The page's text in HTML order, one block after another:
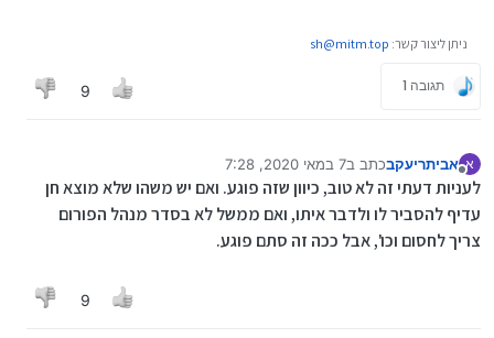
ניתן ליצור קשר: sh@mitm.top
תגובה 1 9
א
מנותק
אביתריעקבכתב ב7 במאי 2020, 7:28
נערך לאחרונה על ידי
לעניות דעתי זה לא טוב, כיוון שזה פוגע. ואם יש משהו שלא מוצא חן
עדיף להסביר לו ולדבר איתו, ואם ממשל לא בסדר מנהל הפורום
צריך לחסום וכו', אבל ככה זה סתם פוגע.
9